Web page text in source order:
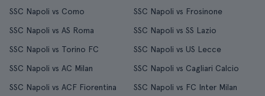
SSC Napoli vs Como
SSC Napoli vs Frosinone
SSC Napoli vs AS Roma
SSC Napoli vs SS Lazio
SSC Napoli vs Torino FC
SSC Napoli vs US Lecce
SSC Napoli vs AC Milan
SSC Napoli vs Cagliari Calcio
SSC Napoli vs ACF Fiorentina
SSC Napoli vs FC Inter Milan